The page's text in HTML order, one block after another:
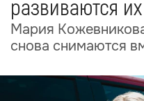
развиваются
Мария
снова снимаются